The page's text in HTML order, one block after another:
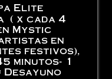
Elite
( x cada 4
Mystic
artistas en
festivos),
minutos- 1
Desayuno